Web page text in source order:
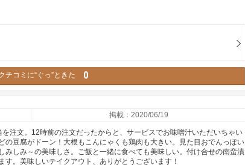
チコミに“ぐっ”ときた 0
掲載：2020/06/19
注文。12時前の注文だったからと、サービスでお味噌汁いただいちゃい
の豆腐がドーン！大根もこんにゃくも鶏肉も大きい。見た目おでんっぽい
しみ～の美味しさ。ご飯と一緒に食べても美味しい。付け合せの南蛮漬
。美味しいテイクアウト、ありがとうございます！